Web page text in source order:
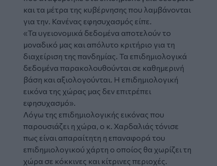
και τα μέτρα της κυβέρνησης που λαμβάνονται
για την. Κανένας εφησυχασμός είπε.
«Τα υγειονομικά δεδομένα αποτελούν το
μοναδικό μας και απόλυτο κριτήριο για τη
διαχείριση της πανδημίας. Τα επιδημιολογικά
δεδομένα παρακολουθούνται σε καθημερινή
βάση και αξιολογούνται. Η επιδημιολογική
εικόνα της χώρας μας δεν επιτρέπει
εφησυχασμό».
Λόγω της επιδημιολογικής εικόνας που
παρουσιάζει η χώρα, ο κ. Χαρδαλιάς τόνισε
πως είναι απαραίτητη η επαναφορά του
επιδημιολογικού χάρτη ο οποίος θα χωρίζει τη
χώρα σε κόκκινες και κίτρινες περιοχές.